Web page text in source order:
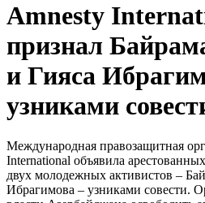
Amnesty
признал
и Гияса
узниками
Международная правозащитная
International объявила
двух молодежных активистов –
Ибрагимова – узниками совести.